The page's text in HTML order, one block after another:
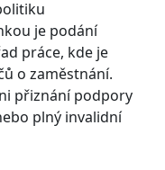
je podání
práce, kde je
o zaměstnání.
přiznání podpory
plný invalidní